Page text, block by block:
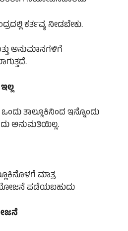
ಕರ್ತವ್ಯ ನೀಡಬೇಕು.
ಅನುಮಾನಗಳಿಗೆ
ತಾಲ್ಲೂಕಿನಿಂದ ಇನ್ನೊಂದು
ಅನುಮತಿಯಿಲ್ಲ.
ಮಾತ್ರ
ಪಡೆಯಬಹುದು